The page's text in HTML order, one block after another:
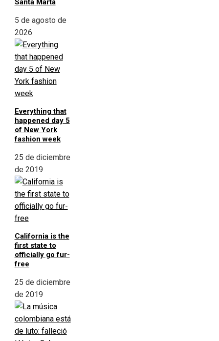
Santa Marta
5 de agosto de
2026
Everything that
happened day 5
of New York
fashion week
25 de diciembre
de 2019
California is the
first state to
officially go fur-
free
25 de diciembre
de 2019